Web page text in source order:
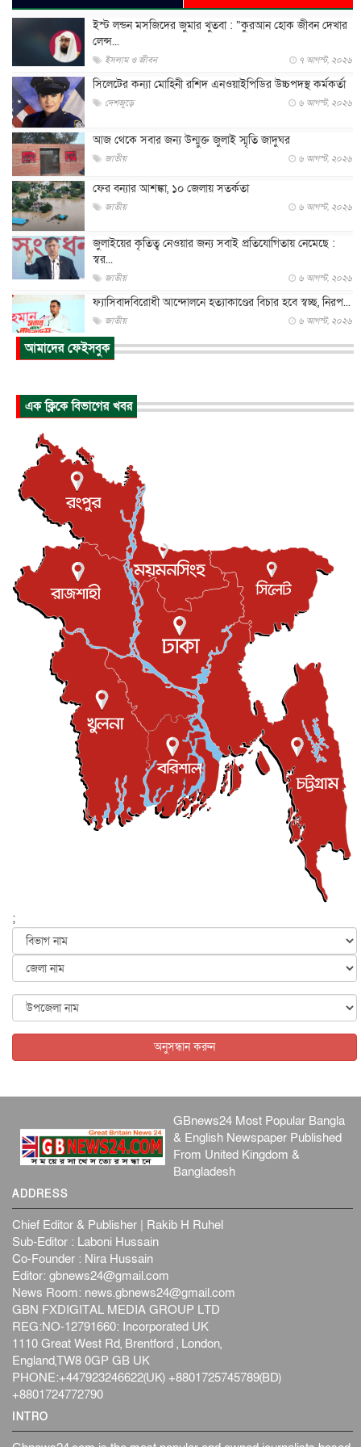
ইস্ট লন্ডন মসজিদের জুমার খুতবা : “কুরআন হোক জীবন দেখার
লেন্স...
ইসলাম ও জীবন ৭ আগস্ট, ২০২৬
সিলেটের কন্যা মোহিনী রশিদ এনওয়াইপিডির উচ্চপদস্থ কর্মকর্তা
দেশজুড়ে ৬ আগস্ট, ২০২৬
আজ থেকে সবার জন্য উন্মুক্ত জুলাই স্মৃতি জাদুঘর
জাতীয় ৬ আগস্ট, ২০২৬
ফের বন্যার আশঙ্কা, ১০ জেলায় সতর্কতা
জাতীয় ৬ আগস্ট, ২০২৬
জুলাইয়ের কৃতিত্ব নেওয়ার জন্য সবাই প্রতিযোগিতায় নেমেছে :
স্বর...
জাতীয় ৬ আগস্ট, ২০২৬
ফ্যাসিবাদবিরোধী আন্দোলনে হত্যাকাণ্ডের বিচার হবে স্বচ্ছ, নিরপ...
জাতীয় ৬ আগস্ট, ২০২৬
ভারত সরকারের কাছে ক্ষমা চাইলেন জাকারবার্গ
আকাশে ট্রাম্পের হেলিকপ্টার ও যাত্রীবাহী বিমান মুখোমুখি, তদন্...
আন্তর্জাতিক
আন্তর্জাতিক
যুক্তরাষ্ট্রে পারিবারিক সংঘাতে বন্দুক হামলা, নিহত ৩
আন্তর্জাতিক
টি-টোয়েন্টি ইতিহাসের সর্বোচ্চ রানের মালিক এখন জস বাটলার
খেলাধুলা ৬ আগস্ট, ২০২৬
বস্তিতে কেটেছে শৈশব, আজ মুম্বাইয়ে দুই বাড়ির মালিক
৬ আগস্ট, ২০২৬
যুক্তরাজ্যে বসবাসরত জাতীয়তাবাদী কুলাউড়াবাসীর মত বিনিময়
সভা...
ইউকে কমিউনিটি ৫ আগস্ট, ২০২৬
প্রধানমন্ত্রীকে সৌদি আরব সফরের আমন্ত্রণ
জাতীয় ৫ আগস্ট, ২০২৬
জুলাই গণ-অভ্যুত্থান দিবস আজ, স্মরণে দেশজুড়ে কর্মসূচি
৫ আগস্ট, ২০২৬
জনগণ পরিবর্তন চেয়েছে বলেই জুলাই আন্দোলন সফল :
প্রধানমন্ত্রী
জাতীয় ৫ আগস্ট, ২০২৬
বেনজীর আহমেদের সঙ্গে পরীমনির ঘনিষ্ঠ সম্পর্ক ছিল : নাসির
৫ আগস্ট, ২০২৬
হরমুজ নিয়ে ইরান-মার্কিন চুক্তি হতে পারে আজ : মার্কিন অর্থমন...
আন্তর্জাতিক ৫ আগস্ট, ২০২৬
পৃথিবীর দিকে আসছে বিধ্বংসী বস্তু, পারমাণবিক বোমা দিয়ে করা
ব্...
আমাদের ফেইসবুক
এক ক্লিকে বিভাগের খবর
;
অনুসন্ধান করুন
GBnews24 Most Popular Bangla
& English Newspaper Published
From United Kingdom &
Bangladesh
ADDRESS
Chief Editor & Publisher | Rakib H Ruhel
Sub-Editor : Laboni Hussain
Co-Founder : Nira Hussain
Editor: gbnews24@gmail.com
News Room: news.gbnews24@gmail.com
GBN FXDIGITAL MEDIA GROUP LTD
REG:NO-12791660: Incorporated UK
1110 Great West Rd, Brentford , London,
England,TW8 0GP GB UK
PHONE:+447923246622(UK) +8801725745789(BD)
+8801724772790
INTRO